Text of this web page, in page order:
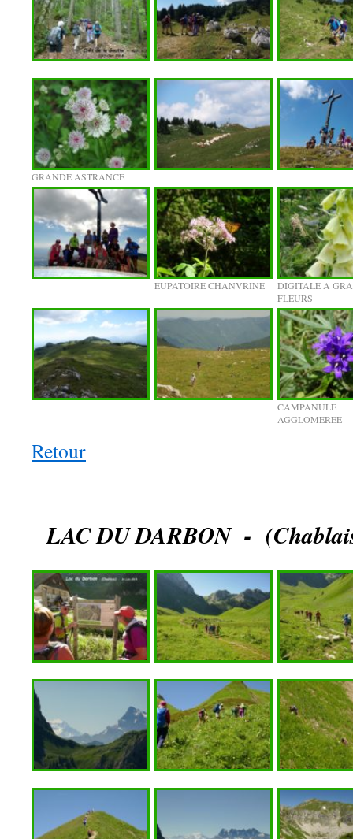
GRANDE ASTRANCE
EUPATOIRE CHANVRINE
DIGITALE A
FLEURS
CAMPANULE
AGGLOMEREE
Retour
LAC DU DARBON -